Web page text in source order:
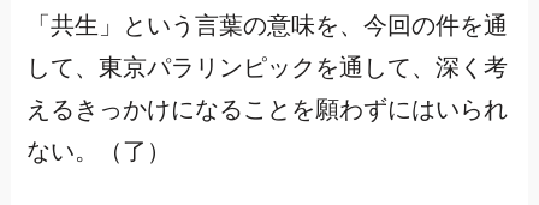
「共生」という言葉の意味を、今回の件を通
して、東京パラリンピックを通して、深く考
えるきっかけになることを願わずにはいられ
ない。（了）